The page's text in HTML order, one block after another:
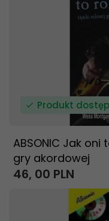
Produkt
ABSONIC Jak
gry akordowej
46, 00 PLN